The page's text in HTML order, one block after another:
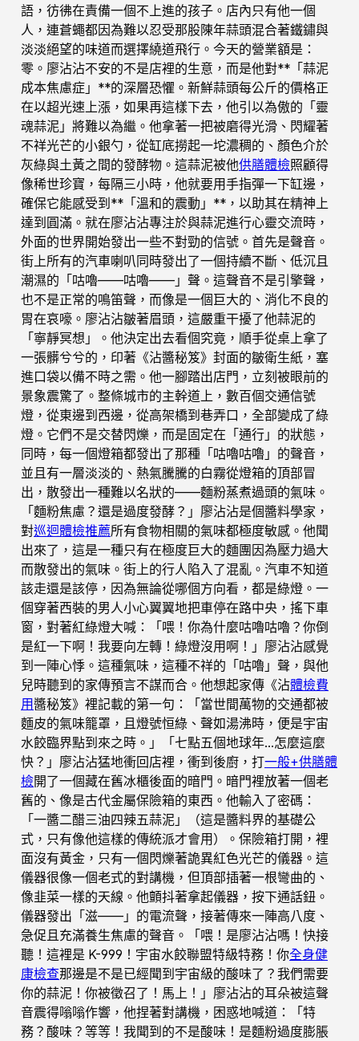
語，彷彿在責備一個不上進的孩子。店內只有他一個
人，連蒼蠅都因為難以忍受那股陳年蒜頭混合著鐵鏽與
淡淡絕望的味道而選擇繞道飛行。今天的營業額是：
零。廖沾沾不安的不是店裡的生意，而是他對**「蒜泥
成本焦慮症」**的深層恐懼。新鮮蒜頭每公斤的價格正
在以超光速上漲，如果再這樣下去，他引以為傲的「靈
魂蒜泥」將難以為繼。他拿著一把被磨得光滑、閃耀著
不祥光芒的小銀勺，從缸底撈起一坨濃稠的、顏色介於
灰綠與土黃之間的發酵物。這蒜泥被他供膳體檢照顧得
像稀世珍寶，每隔三小時，他就要用手指彈一下缸邊，
確保它能感受到**「溫和的震動」**，以助其在精神上
達到圓滿。就在廖沾沾專注於與蒜泥進行心靈交流時，
外面的世界開始發出一些不對勁的信號。首先是聲音。
街上所有的汽車喇叭同時發出了一個持續不斷、低沉且
潮濕的「咕嚕——咕嚕——」聲。這聲音不是引擎聲，
也不是正常的鳴笛聲，而像是一個巨大的、消化不良的
胃在哀嚎。廖沾沾皺著眉頭，這嚴重干擾了他蒜泥的
「寧靜冥想」。他決定出去看個究竟，順手從桌上拿了
一張髒兮兮的，印著《沾醬秘笈》封面的皺衛生紙，塞
進口袋以備不時之需。他一腳踏出店門，立刻被眼前的
景象震驚了。整條城市的主幹道上，數百個交通信號
燈，從東邊到西邊，從高架橋到巷弄口，全部變成了綠
燈。它們不是交替閃爍，而是固定在「通行」的狀態，
同時，每一個燈箱都發出了那種「咕嚕咕嚕」的聲音，
並且有一層淡淡的、熱氣騰騰的白霧從燈箱的頂部冒
出，散發出一種難以名狀的——麵粉蒸煮過頭的氣味。
「麵粉焦慮？還是過度發酵？」廖沾沾是個醬料學家，
對巡迴體檢推薦所有食物相關的氣味都極度敏感。他聞
出來了，這是一種只有在極度巨大的麵團因為壓力過大
而散發出的氣味。街上的行人陷入了混亂。汽車不知道
該走還是該停，因為無論從哪個方向看，都是綠燈。一
個穿著西裝的男人小心翼翼地把車停在路中央，搖下車
窗，對著紅綠燈大喊：「喂！你為什麼咕嚕咕嚕？你倒
是紅一下啊！我要向左轉！綠燈沒用啊！」廖沾沾感覺
到一陣心悸。這種氣味，這種不祥的「咕嚕」聲，與他
兒時聽到的家傳預言不謀而合。他想起家傳《沾體檢費
用醬秘笈》裡記載的第一句：「當世間萬物的交通都被
麵皮的氣味籠罩，且燈號恒綠、聲如湯沸時，便是宇宙
水餃臨界點到來之時。」「七點五個地球年…怎麼這麼
快？」廖沾沾猛地衝回店裡，衝到後廚，打一般+供膳體
檢開了一個藏在舊冰櫃後面的暗門。暗門裡放著一個老
舊的、像是古代金屬保險箱的東西。他輸入了密碼：
「一醬二醋三油四辣五蒜泥」（這是醬料界的基礎公
式，只有像他這樣的傳統派才會用）。保險箱打開，裡
面沒有黃金，只有一個閃爍著詭異紅色光芒的儀器。這
儀器很像一個老式的對講機，但頂部插著一根彎曲的、
像韭菜一樣的天線。他顫抖著拿起儀器，按下通話鈕。
儀器發出「滋——」的電流聲，接著傳來一陣高八度、
急促且充滿養生焦慮的聲音。「喂！是廖沾沾嗎！快接
聽！這裡是 K-999！宇宙水餃聯盟特級特務！你全身健
康檢查那邊是不是已經聞到宇宙級的酸味了？我們需要
你的蒜泥！你被徵召了！馬上！」廖沾沾的耳朵被這聲
音震得嗡嗡作響，他捏著對講機，困惑地喊道：「特
務？酸味？等等！我聞到的不是酸味！是麵粉過度膨脹